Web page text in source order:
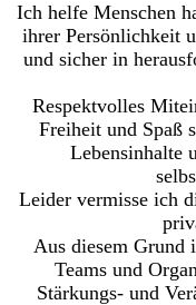
Ich helfe Menschen
ihrer Persönlichkeit
und sicher in
Respektvolles
Freiheit und Spaß
Lebensinhalte
Leider vermisse ich
Aus diesem Grund
Teams und
Stärkungs- und